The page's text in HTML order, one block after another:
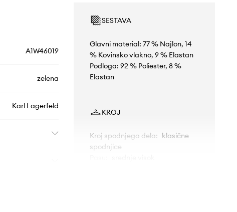
A1W46019
zelena
Karl Lagerfeld
SESTAVA
Glavni material: 77 % Najlon, 14
% Kovinsko vlakno, 9 % Elastan
Podloga: 92 % Poliester, 8 %
Elastan
KROJ
Kroj spodnjega dela: klasične
spodnjice